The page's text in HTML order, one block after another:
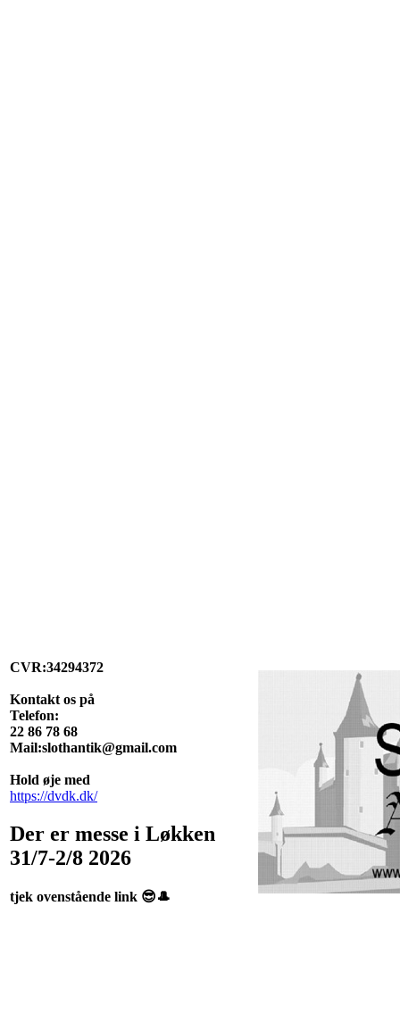
CVR:34294372
Kontakt os på
Telefon:
22 86 78 68
Mail:slothantik@gmail.com
Hold øje med
https://dvdk.dk/
Der er messe i Løkken
31/7-2/8 2026
tjek ovenstående link 😎🎩